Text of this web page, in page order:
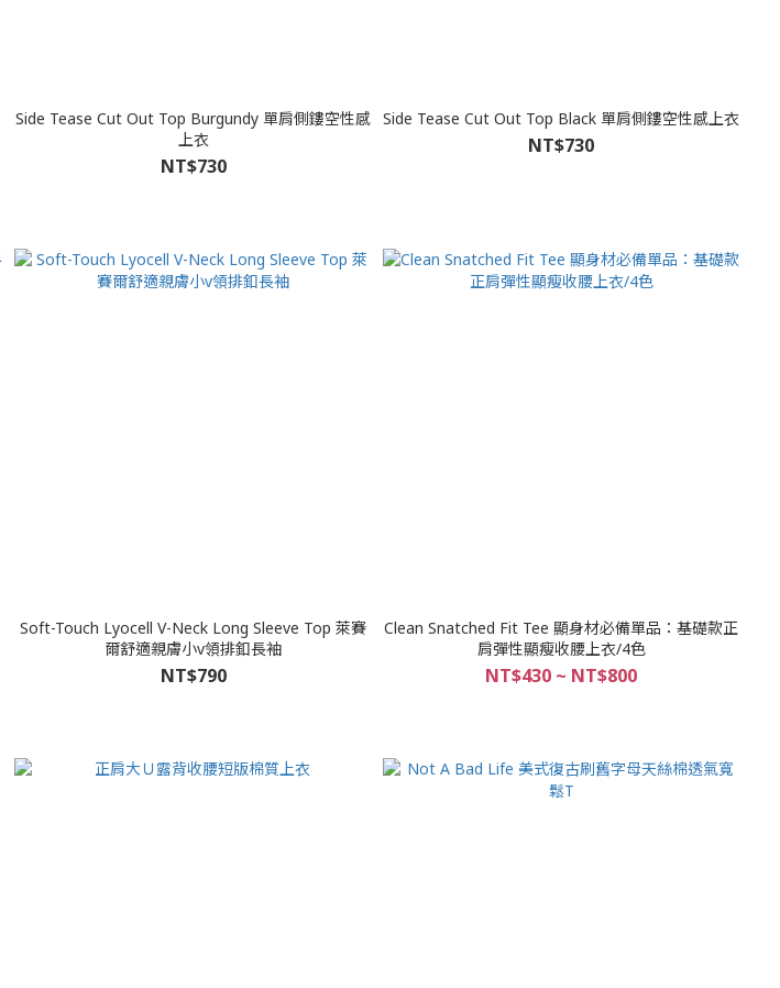
Side Tease Cut Out Top Burgundy 單肩側鏤空性感
上衣
NT$730
Side Tease Cut Out Top Black 單肩側鏤空性感上衣
NT$730
Soft-Touch Lyocell V-Neck Long Sleeve Top 萊賽
爾舒適親膚小v領排釦長袖
NT$790
Clean Snatched Fit Tee 顯身材必備單品：基礎款正
肩彈性顯瘦收腰上衣/4色
NT$430 ~ NT$800